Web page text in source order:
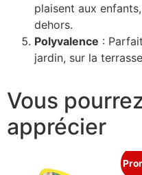
plaisent aux
dehors.
Polyvalence :
jardin, sur la
Vous
apprécier